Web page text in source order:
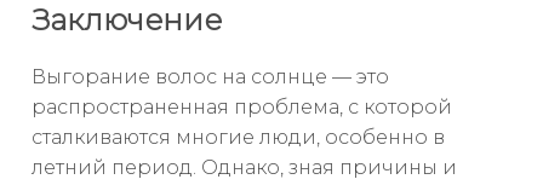
Заключение
Выгорание волос на солнце — это
распространенная проблема, с которой
сталкиваются многие люди, особенно в
летний период. Однако, зная причины и